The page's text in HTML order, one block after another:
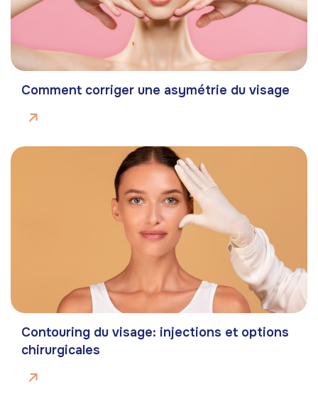
Comment corriger une asymétrie du visage
Contouring du visage: injections et options
chirurgicales